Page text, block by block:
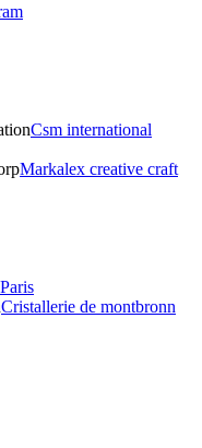
Csm international
Markalex creative craft
Cristallerie de montbronn